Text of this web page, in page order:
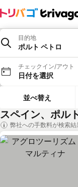
目的地
ポルト ペトロ
チェックイン/アウト
日付を選択
並べ替え
スペイン、ポル
弊社への手数料が検索